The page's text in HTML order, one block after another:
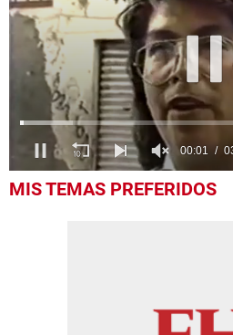
seconds
MIS TEMAS PREFERIDOS